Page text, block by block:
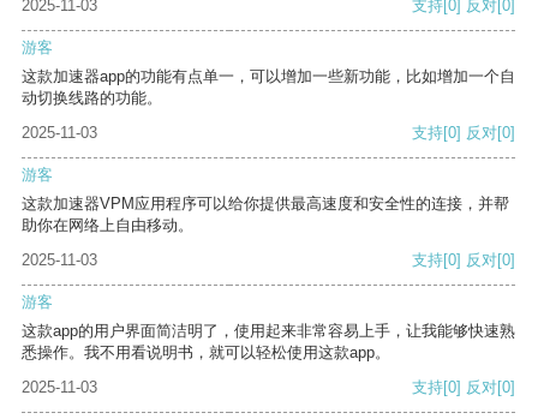
2025-11-03 支持[0] 反对[0]
游客
这款加速器app的功能有点单一，可以增加一些新功能，比如增加一个自
动切换线路的功能。
2025-11-03
支持[0] 反对[0]
游客
这款加速器VPM应用程序可以给你提供最高速度和安全性的连接，并帮
助你在网络上自由移动。
2025-11-03
支持[0] 反对[0]
游客
这款app的用户界面简洁明了，使用起来非常容易上手，让我能够快速熟
悉操作。我不用看说明书，就可以轻松使用这款app。
2025-11-03
支持[0] 反对[0]